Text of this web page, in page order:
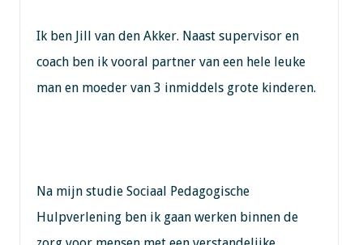
Ik ben Jill van den Akker. Naast supervisor en
coach ben ik vooral partner van een hele leuke
man en moeder van 3 inmiddels grote kinderen.
Na mijn studie Sociaal Pedagogische
Hulpverlening ben ik gaan werken binnen de